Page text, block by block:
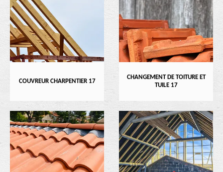
COUVREUR CHARPENTIER 17
CHANGEMENT DE TOITURE ET
TUILE 17